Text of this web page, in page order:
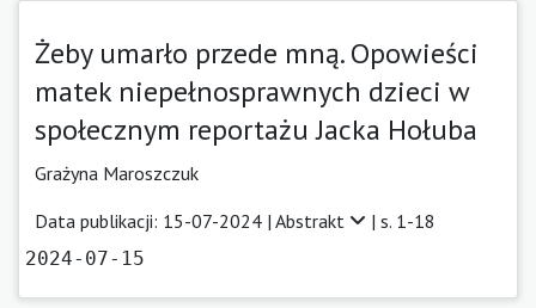
Żeby umarło przede mną. Opowieści
matek niepełnosprawnych dzieci w
społecznym reportażu Jacka Hołuba
Grażyna Maroszczuk
Data publikacji: 15-07-2024 | Abstrakt | s. 1-18
2024-07-15